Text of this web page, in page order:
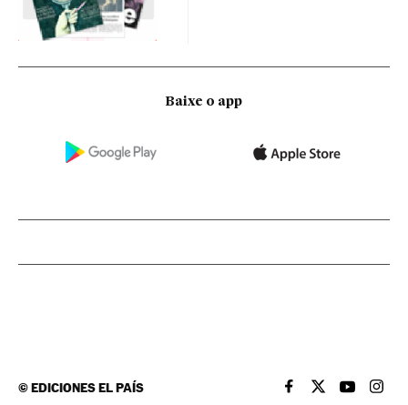
Baixe o app
©EDICIONES EL PAÍS EL PAÍS BRASIL EN
EL PAÍSEL PAÍS
EL